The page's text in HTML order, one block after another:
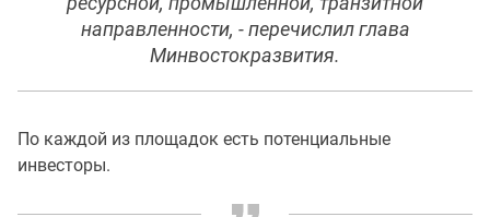
направленности, - перечислил глава
Минвостокразвития.
По каждой из площадок есть потенциальные
инвесторы.